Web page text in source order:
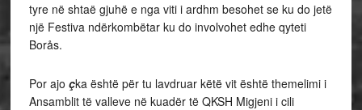
tyre në shtaë gjuhë e nga viti i ardhm besohet se ku do jetë
një Festiva ndërkombëtar ku do involvohet edhe qyteti
Borås.
Por ajo çka është për tu lavdruar këtë vit është themelimi i
Ansamblit të valleve në kuadër të QKSH Migjeni i cili